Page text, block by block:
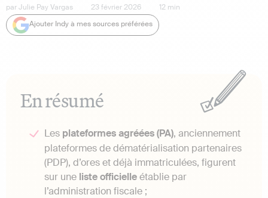
parJulie Pay Vargas 23 février 2026 12 min
Ajouter Indy à mes sources préférées
En résumé
Les plateformes agréées (PA), anciennement
plateformes de dématérialisation partenaires
(PDP), d’ores et déjà immatriculées, figurent
sur une liste officielleétablie par
l’administration fiscale ;